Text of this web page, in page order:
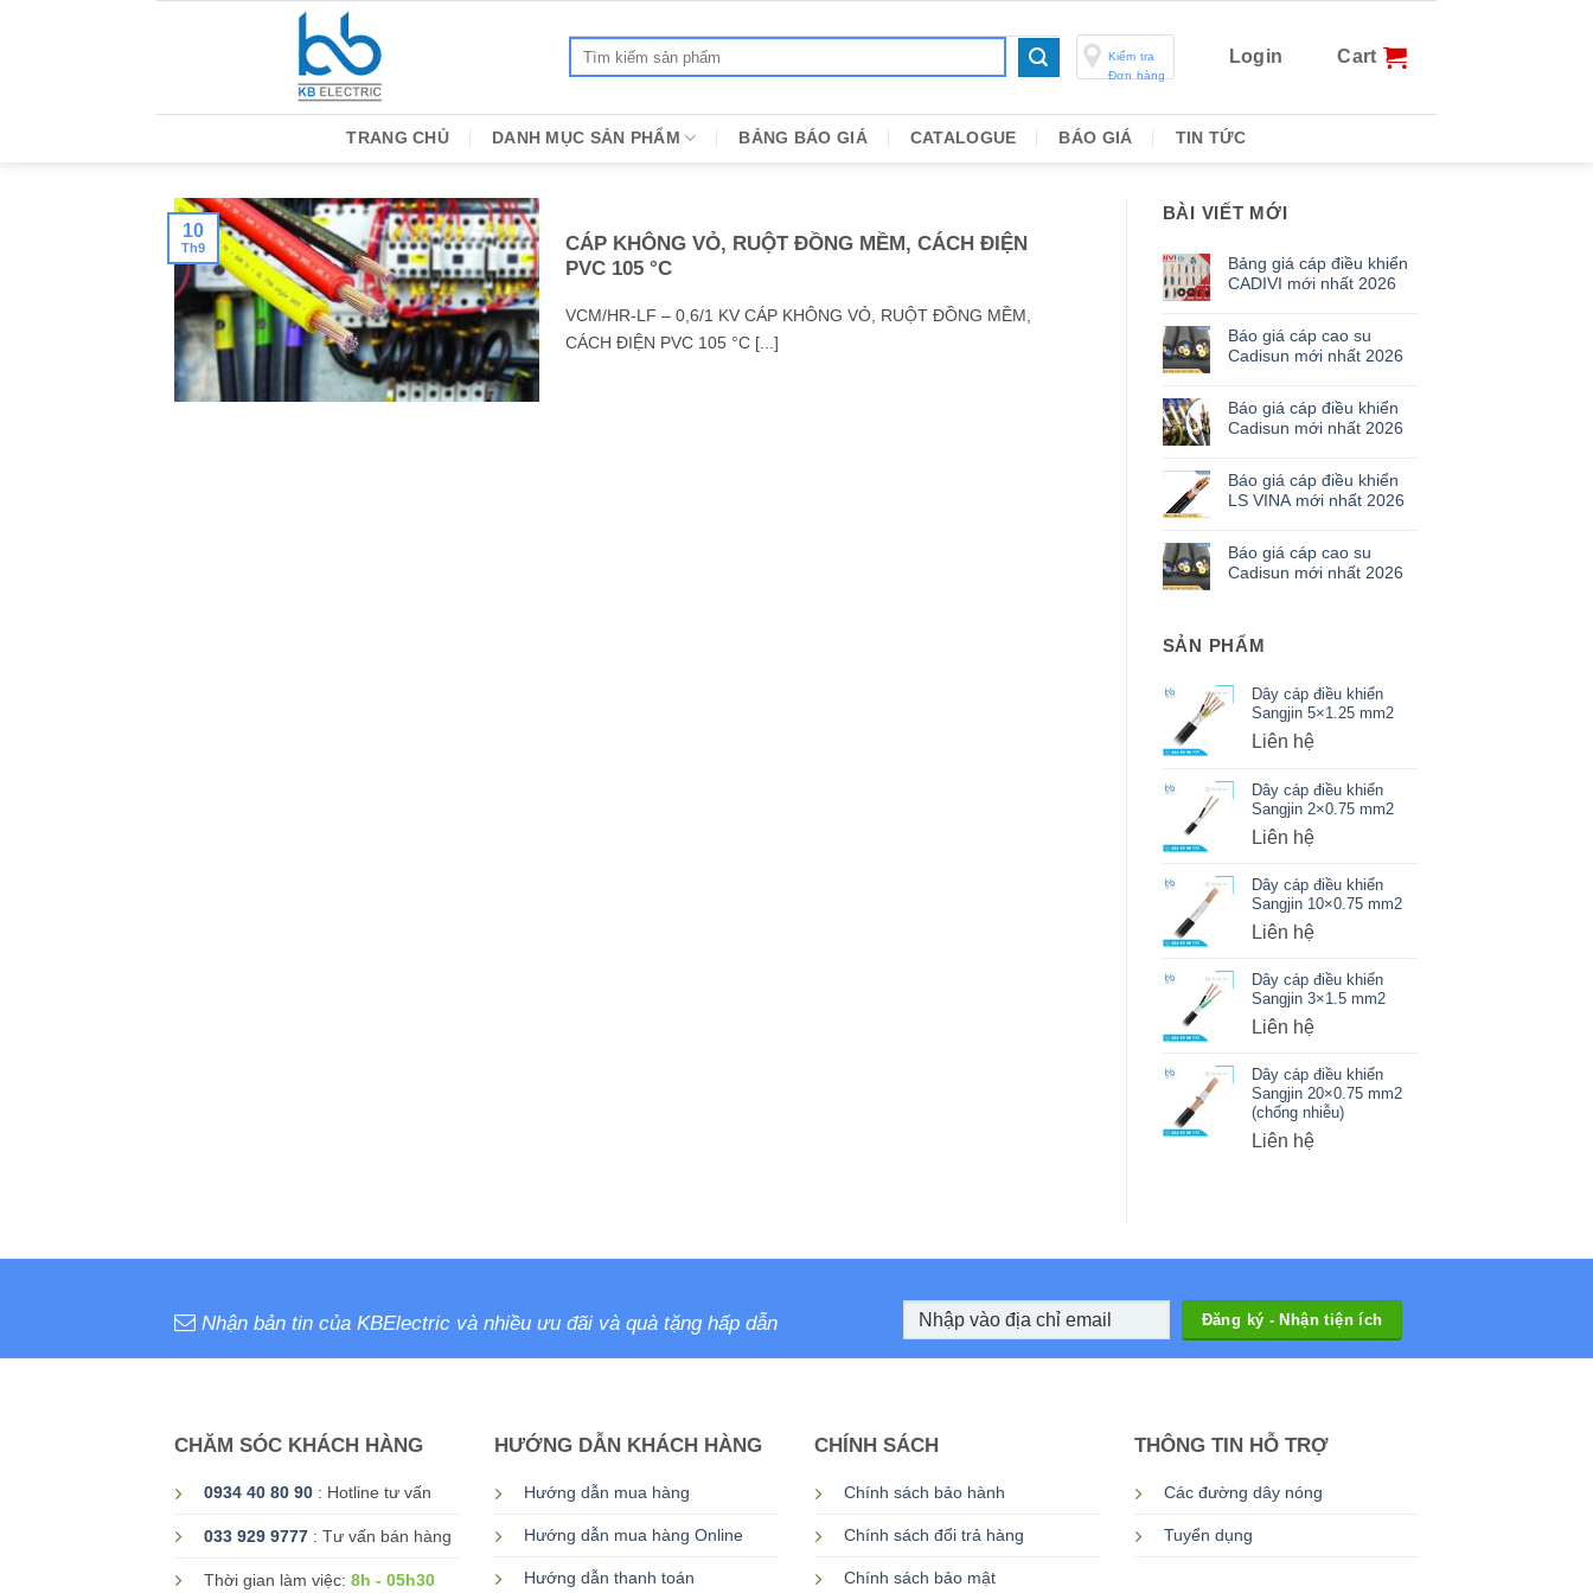
Kiểm tra
Đơn hàng
Login Cart
TRANG CHỦ DANH MỤC SẢN PHẨM BẢNG BÁO GIÁ CATALOGUE BÁO GIÁ TIN TỨC
CÁP KHÔNG VỎ, RUỘT ĐỒNG MỀM, CÁCH ĐIỆN
PVC 105 °C
VCM/HR-LF – 0,6/1 KV CÁP KHÔNG VỎ, RUỘT ĐỒNG MỀM,
CÁCH ĐIỆN PVC 105 °C [...]
10
Th9
BÀI VIẾT MỚI
Bảng giá cáp điều khiển
CADIVI mới nhất 2026
Báo giá cáp cao su
Cadisun mới nhất 2026
Báo giá cáp điều khiển
Cadisun mới nhất 2026
Báo giá cáp điều khiển
LS VINA mới nhất 2026
Báo giá cáp cao su
Cadisun mới nhất 2026
SẢN PHẨM
Dây cáp điều khiển
Sangjin 5×1.25 mm2
Liên hệ
Dây cáp điều khiển
Sangjin 2×0.75 mm2
Liên hệ
Dây cáp điều khiển
Sangjin 10×0.75 mm2
Liên hệ
Dây cáp điều khiển
Sangjin 3×1.5 mm2
Liên hệ
Dây cáp điều khiển
Sangjin 20×0.75 mm2
(chống nhiễu)
Liên hệ
Nhận bản tin của KBElectric và nhiều ưu đãi và quà tặng hấp dẫn
CHĂM SÓC KHÁCH HÀNG
0934 40 80 90 : Hotline tư vấn
033 929 9777 : Tư vấn bán hàng
Thời gian làm việc: 8h - 05h30
HƯỚNG DẪN KHÁCH HÀNG
Hướng dẫn mua hàng
Hướng dẫn mua hàng Online
Hướng dẫn thanh toán
CHÍNH SÁCH
Chính sách bảo hành
Chính sách đổi trả hàng
Chính sách bảo mật
THÔNG TIN HỖ TRỢ
Các đường dây nóng
Tuyển dụng